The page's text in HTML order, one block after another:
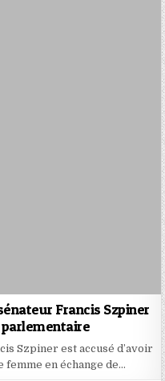
Francis Szpiner
Szpiner est accusé d’avoir
femme en échange de…